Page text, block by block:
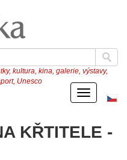
kultura, kina, galerie, výstavy,
Unesco
Menu
KŘTITELE -